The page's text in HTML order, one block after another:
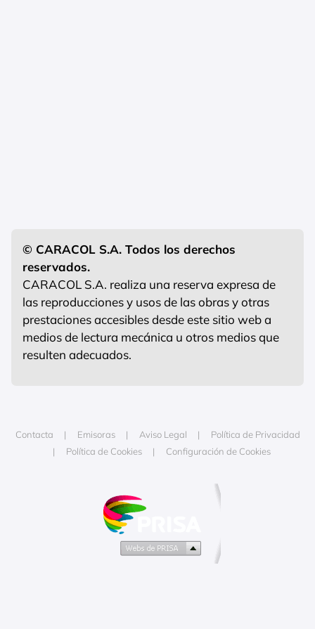
© CARACOL S.A. Todos los derechos
reservados.
CARACOL S.A. realiza una reserva expresa de
las reproducciones y usos de las obras y otras
prestaciones accesibles desde este sitio web a
medios de lectura mecánica u otros medios que
resulten adecuados.
Contacta Emisoras Aviso Legal
Política de Privacidad
Política de Cookies
Configuración de Cookies